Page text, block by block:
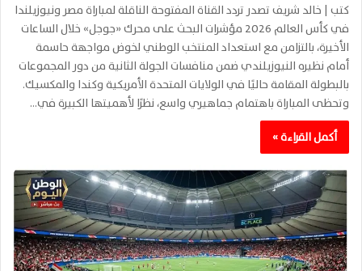
كتب | خالد شريف تصدر تردد القناة المفتوحة الناقلة لمباراة مصر ونيوزيلندا
في كأس العالم 2026 مؤشرات البحث على محرك «جوجل» خلال الساعات
الأخيرة، بالتزامن مع استعداد المنتخب الوطني لخوض مواجهة حاسمة
أمام نظيره النيوزيلندي ضمن منافسات الجولة الثانية من دور المجموعات
بالبطولة المقامة حاليًا في الولايات المتحدة الأمريكية وكندا والمكسيك.
وتحظى المباراة باهتمام جماهيري واسع، نظرًا لأهميتها الكبيرة في…
أكمل القراءة »